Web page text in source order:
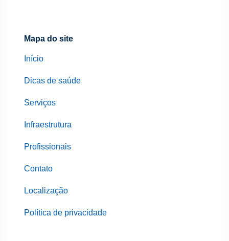
Mapa do site
Início
Dicas de saúde
Serviços
Infraestrutura
Profissionais
Contato
Localização
Política de privacidade